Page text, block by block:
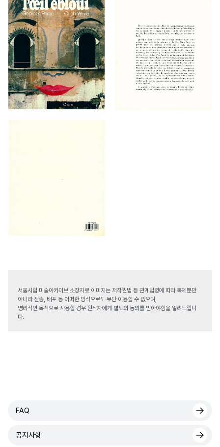
서울시립 미술아카이브 소장자료 이미지는 저작권법 등 관계법령에 따라 복제뿐만
아니라 전송, 배포 등 어떠한 방식으로도 무단 이용할 수 없으며,
영리적인 목적으로 사용할 경우 원작자에게 별도의 동의를 받아야함을 알려드립니
다.
FAQ
공지사항